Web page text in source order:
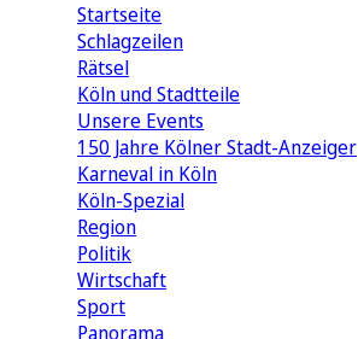
Startseite
Schlagzeilen
Rätsel
Köln und Stadtteile
Unsere Events
150 Jahre Kölner Stadt-Anzeiger
Karneval in Köln
Köln-Spezial
Region
Politik
Wirtschaft
Sport
Panorama